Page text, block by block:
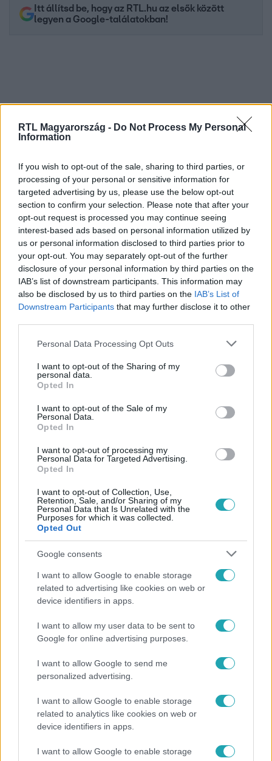
RTL Magyarország - Do Not Process My Personal
Information
If you wish to opt-out of the sale, sharing to third parties, or
processing of your personal or sensitive information for
targeted advertising by us, please use the below opt-out
section to confirm your selection. Please note that after your
opt-out request is processed you may continue seeing
interest-based ads based on personal information utilized by
us or personal information disclosed to third parties prior to
your opt-out. You may separately opt-out of the further
disclosure of your personal information by third parties on the
IAB’s list of downstream participants. This information may
also be disclosed by us to third parties on the IAB’s List of
Downstream Participants that may further disclose it to other
Please note that this website/app uses one or more Google
not limited to your visit or usage behaviour. You may click to
grant or deny consent to Google and its third-party tags to
use your data for below specified purposes in below Google
consent section.
Personal Data Processing Opt Outs
I want to opt-out of the Sharing of my
personal data.
Opted In
I want to opt-out of the Sale of my
Personal Data.
Opted In
I want to opt-out of processing my
Personal Data for Targeted Advertising.
Opted In
I want to opt-out of Collection, Use,
Retention, Sale, and/or Sharing of my
Personal Data that Is Unrelated with the
Purposes for which it was collected.
Opted Out
Google consents
I want to allow Google to enable storage
related to advertising like cookies on web or
device identifiers in apps.
I want to allow my user data to be sent to
Google for online advertising purposes.
I want to allow Google to send me
personalized advertising.
I want to allow Google to enable storage
related to analytics like cookies on web or
device identifiers in apps.
I want to allow Google to enable storage
Itt állítsd be, hogy az RTL.hu az elsők között
legyen a Google-találatokban!
Kövess minket, és értesülj a friss hírekről a
Facebookon is!
Követem
#ÉLETMÓD #MENTÁLIS EGÉSZSÉG #ÖNISMERET
ÉRZELMI TÁVOLSÁGTARTÁS # SZAKÍTÁS
PÁRKAPCSOLAT #ÉLETMINŐSÉG # KONFLIKTUS
STRESSZ
Népszerű
Pluszpénzes légkondi, elfogyott jég, zöld rántotta:
Járai Máté kiakadt Siófokon